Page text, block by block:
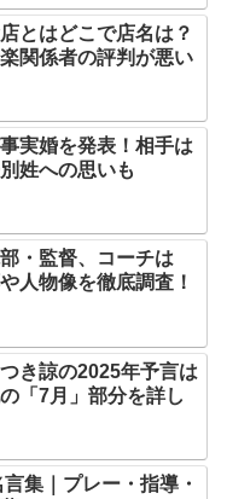
とはどこで店名は？
関係者の評判が悪い
実婚を発表！相手は
姓への思いも
・監督、コーチは
人物像を徹底調査！
き諒の2025年予言は
「7月」部分を詳し
集｜プレー・指導・